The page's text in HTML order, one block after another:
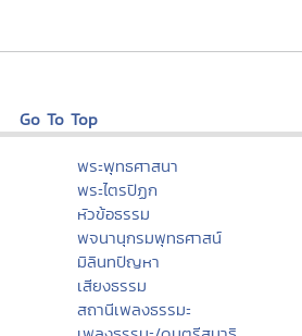
Go To Top
พระพุทธศาสนา
พระไตรปิฏก
หัวข้อธรรม
พจนานุกรมพุทธศาสน์
มิลินทปัญหา
เสียงธรรม
สถานีเพลงธรรมะ